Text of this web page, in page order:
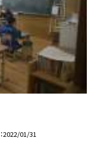
2022/01/31